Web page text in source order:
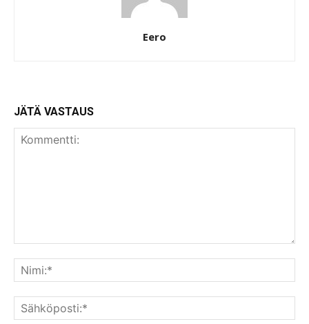
Eero
JÄTÄ VASTAUS